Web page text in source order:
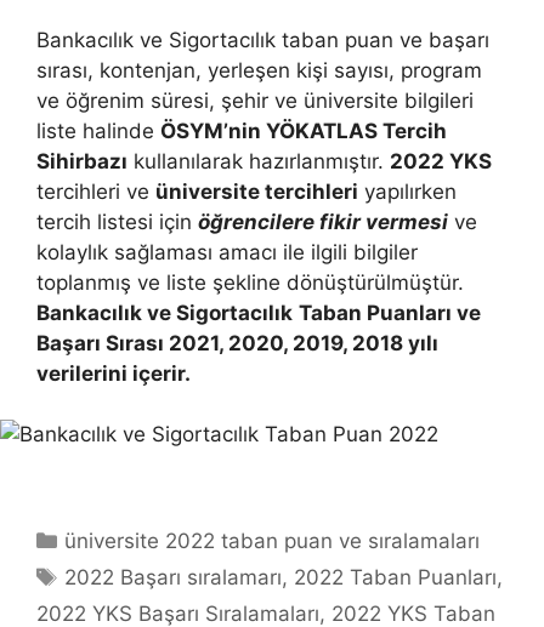
Bankacılık ve Sigortacılık taban puan ve başarı
sırası, kontenjan, yerleşen kişi sayısı, program
ve öğrenim süresi, şehir ve üniversite bilgileri
liste halinde ÖSYM’nin YÖKATLAS Tercih
Sihirbazı kullanılarak hazırlanmıştır. 2022 YKS
tercihleri ve üniversite tercihleri yapılırken
tercih listesi için öğrencilere fikir vermesi ve
kolaylık sağlaması amacı ile ilgili bilgiler
toplanmış ve liste şekline dönüştürülmüştür.
Bankacılık ve Sigortacılık Taban Puanları ve
Başarı Sırası 2021, 2020, 2019, 2018 yılı
verilerini içerir.
Kategoriler
üniversite 2022 taban puan ve sıralamaları
Etiketler
2022 Başarı sıralamarı, 2022 Taban Puanları,
2022 YKS Başarı Sıralamaları, 2022 YKS Taban